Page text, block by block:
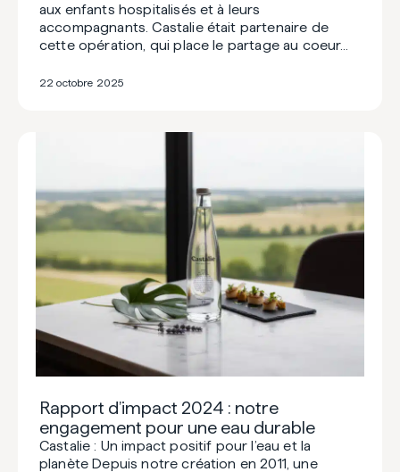
aux enfants hospitalisés et à leurs
accompagnants. Castalie était partenaire de
cette opération, qui place le partage au coeur…
22 octobre 2025
Rapport d’impact 2024 : notre
engagement pour une eau durable
Castalie : Un impact positif pour l’eau et la
planète Depuis notre création en 2011, une